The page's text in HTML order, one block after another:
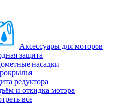
Аксессуары для моторов
защита
насадки
редуктора
и откидка мотора
все